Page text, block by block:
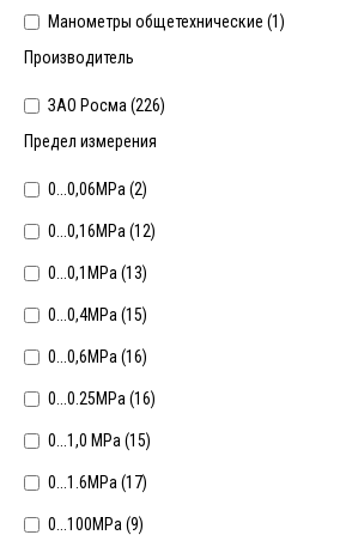
Манометры общетехнические (1)
Производитель
ЗАО Росма (226)
Предел измерения
0...0,06MPa (2)
0...0,16MPa (12)
0...0,1MPa (13)
0...0,4MPa (15)
0...0,6МРа (16)
0...0.25MPa (16)
0...1,0 MPa (15)
0...1.6МРа (17)
0...100MPa (9)